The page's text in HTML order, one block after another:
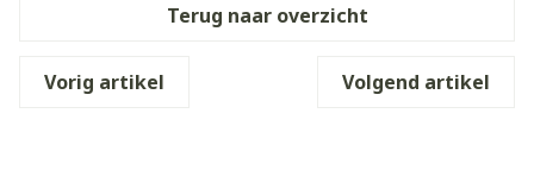
Terug naar overzicht
Vorig artikel Volgend artikel